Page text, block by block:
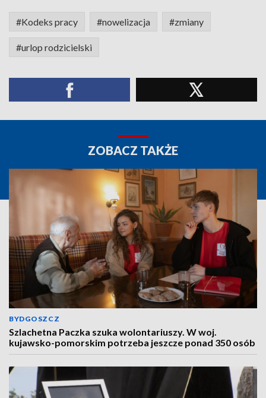
#Kodeks pracy #nowelizacja #zmiany
#urlop rodzicielski
ZOBACZ TAKŻE
BYDGOSZCZ
Szlachetna Paczka szuka wolontariuszy. W woj.
kujawsko-pomorskim potrzeba jeszcze ponad 350 osób